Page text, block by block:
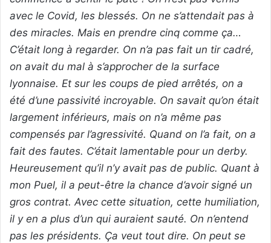
avec le Covid, les blessés. On ne s’attendait pas à
des miracles. Mais en prendre cinq comme ça…
C’était long à regarder. On n’a pas fait un tir cadré,
on avait du mal à s’approcher de la surface
lyonnaise. Et sur les coups de pied arrêtés, on a
été d’une passivité incroyable. On savait qu’on était
largement inférieurs, mais on n’a même pas
compensés par l’agressivité. Quand on l’a fait, on a
fait des fautes. C’était lamentable pour un derby.
Heureusement qu’il n’y avait pas de public. Quant à
mon Puel, il a peut-être la chance d’avoir signé un
gros contrat. Avec cette situation, cette humiliation,
il y en a plus d’un qui auraient sauté. On n’entend
pas les présidents. Ça veut tout dire. On peut se